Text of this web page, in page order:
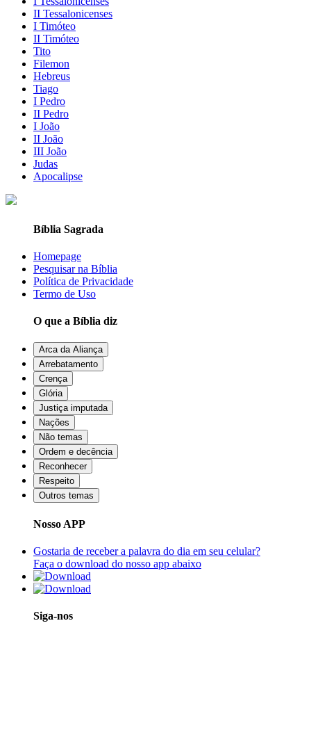
II Tessalonicenses
I Timóteo
II Timóteo
Tito
Filemon
Hebreus
Tiago
I Pedro
II Pedro
I João
II João
III João
Judas
Apocalipse
Bíblia Sagrada
Homepage
Pesquisar na Bíblia
Política de Privacidade
Termo de Uso
O que a Bíblia diz
Arca da Aliança
Arrebatamento
Crença
Glória
Justiça imputada
Nações
Não temas
Ordem e decência
Reconhecer
Respeito
Outros temas
Nosso APP
Gostaria de receber a palavra do dia em seu celular?
Faça o download do nosso app abaixo
Siga-nos